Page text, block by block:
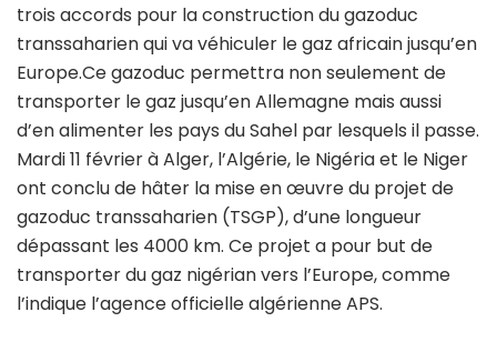
trois accords pour la construction du gazoduc
transsaharien qui va véhiculer le gaz africain jusqu’en
Europe.Ce gazoduc permettra non seulement de
transporter le gaz jusqu’en Allemagne mais aussi
d’en alimenter les pays du Sahel par lesquels il passe.
Mardi 11 février à Alger, l’Algérie, le Nigéria et le Niger
ont conclu de hâter la mise en œuvre du projet de
gazoduc transsaharien (TSGP), d’une longueur
dépassant les 4000 km. Ce projet a pour but de
transporter du gaz nigérian vers l’Europe, comme
l’indique l’agence officielle algérienne APS.